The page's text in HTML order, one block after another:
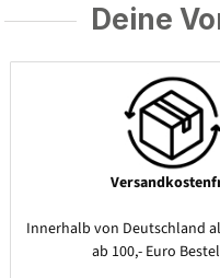
Deine
Innerhalb von Deutschland
ab 100,- Euro